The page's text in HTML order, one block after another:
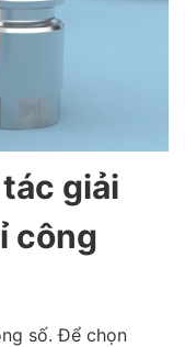
giải
công
số. Để chọn